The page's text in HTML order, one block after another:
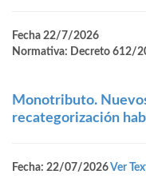
Fecha 22/7/2026
Normativa: Decreto 612/
Monotributo.
recategorización
Fecha: 22/07/2026Ver